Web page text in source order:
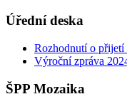
Úřední deska
Rozhodnutí o
Výroční zpráva
ŠPP Mozaika